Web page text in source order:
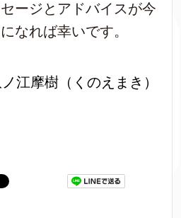
ージとアドバイスが今
なれば幸いです。
江摩樹（くのえまき）